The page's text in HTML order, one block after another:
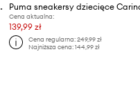
dziecięce
Puma sneakersy dziecięce
Cena aktualna:
139,99 zł
Cena regularna: 249,99 zł
Najniższa cena: 144,99 zł